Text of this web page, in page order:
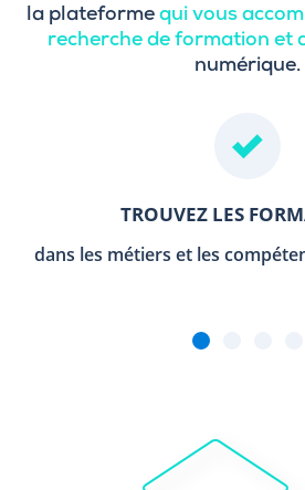
la plateforme qui vous
recherche de formation et
numérique.
TROUVEZ LES
dans les métiers et les